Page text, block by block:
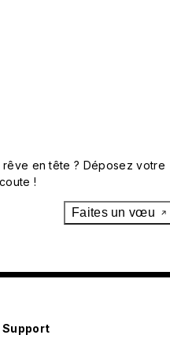
en tête ? Déposez votre
!
Faites un vœu
Support